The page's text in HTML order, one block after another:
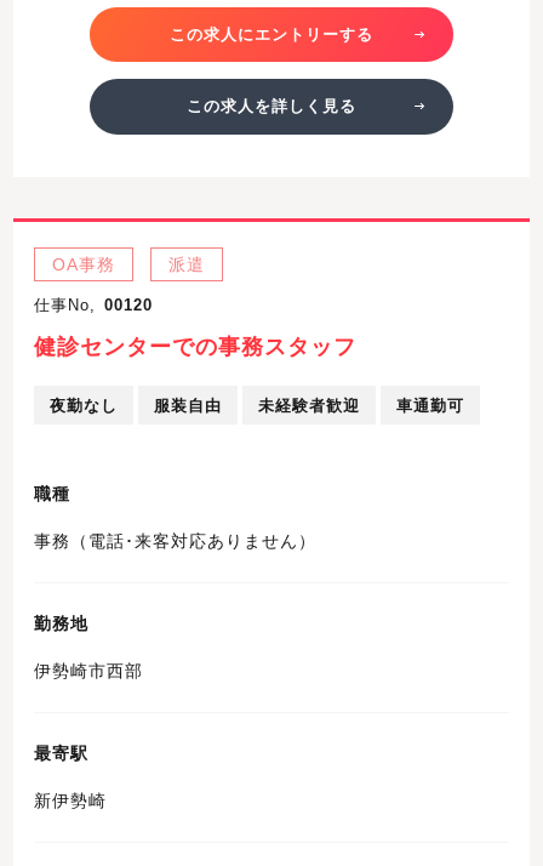
この求人にエントリーする
この求人を詳しく見る
OA事務 派遣
仕事No, 00120
健診センターでの事務スタッフ
夜勤なし 服装自由 未経験者歓迎 車通勤可
職種
事務（電話･来客対応ありません）
勤務地
伊勢崎市西部
最寄駅
新伊勢崎